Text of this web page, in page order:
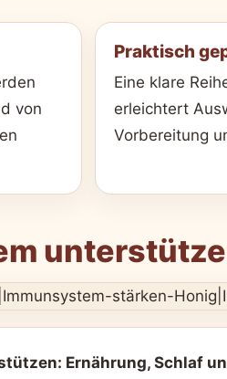
von
Praktisch
Eine klare
erleichtert
Vorbereitung
Ernährung, Schlaf